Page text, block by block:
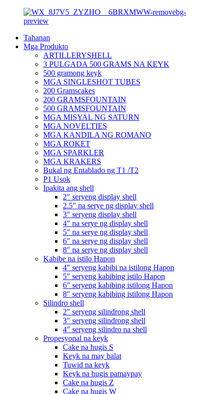
Tahanan
Mga Produkto
ARTILLERYSHELL
3 PULGADA 500 GRAMS NA KEYK
500 gramong keyk
MGA SINGLESHOT TUBES
200 Gramscakes
200 GRAMSFOUNTAIN
500 GRAMSFOUNTAIN
MGA MISYAL NG SATURN
MGA NOVELTIES
MGA KANDILA NG ROMANO
MGA ROKET
MGA SPARKLER
MGA KRAKERS
Bukal ng Entablado ng T1 /T2
P1 Usok
Ipakita ang shell
2″ seryeng display shell
2.5″ na serye ng display shell
3″ seryeng display shell
4″ na serye ng display shell
5″ na serye ng display shell
6″ na serye ng display shell
8″ na serye ng display shell
Kabibe na istilo Hapon
4″ seryeng kabibi na istilong Hapon
5″ seryeng kabibing istilo Hapon
6″ seryeng kabibing istilong Hapon
8″ seryeng kabibing istilong Hapon
Silindro shell
2″ seryeng silindrong shell
3″ seryeng silindrong shell
4″ seryeng silindro na shell
Propesyonal na keyk
Cake na hugis S
Keyk na may balat
Tuwid na keyk
Keyk na hugis pamaypay
Cake na hugis Z
Cake na hugis W